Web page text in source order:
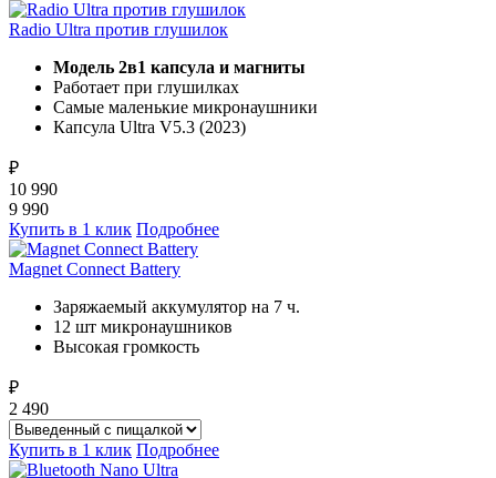
Radio Ultra против глушилок
Модель 2в1 капсула и магниты
Работает при глушилках
Самые маленькие микронаушники
Капсула Ultra V5.3 (2023)
₽
10 990
9 990
Купить в 1 клик Подробнее
Magnet Connect Battery
Заряжаемый аккумулятор на 7 ч.
12 шт микронаушников
Высокая громкость
₽
2 490
Купить в 1 клик Подробнее